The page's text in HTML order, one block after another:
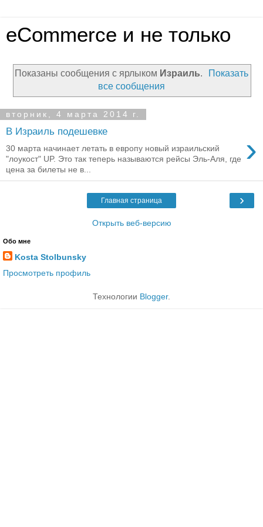
eCommerce и не только
Показаны сообщения с ярлыком Израиль.
Показать
все сообщения
вторник, 4 марта 2014 г.
В Израиль подешевке ›
30 марта начинает летать в европу новый израильский
"лоукост" UP. Это так теперь называются рейсы Эль-Аля, где
цена за билеты не в...
›
Главная страница
Открыть веб-версию
Обо мне
Kosta Stolbunsky
Просмотреть профиль
Технологии Blogger.